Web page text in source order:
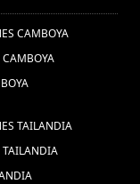
Viajes
,Excursiones
à
CAMBOYA
TAILANDIA
TAILANDIA